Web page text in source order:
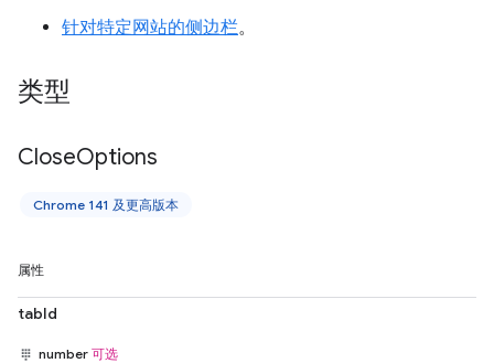
针对特定网站的侧边栏。
类型
CloseOptions
Chrome 141 及更高版本
属性
tabId
number 可选